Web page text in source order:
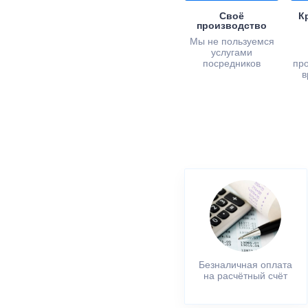
Своё
производство
Мы не пользуемся
услугами
посредников
Безналичная оплата
на расчётный счёт